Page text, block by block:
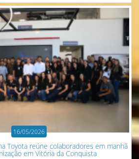
16/05/2026
Toyota reúne colaboradores em manhã
em Vitória da Conquista